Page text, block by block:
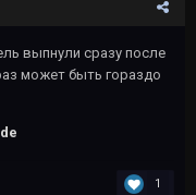
выпнули сразу после
может быть гораздо
1